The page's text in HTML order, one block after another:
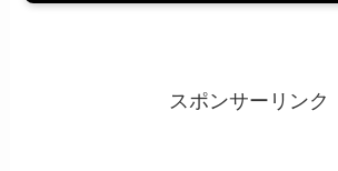
スポンサーリンク